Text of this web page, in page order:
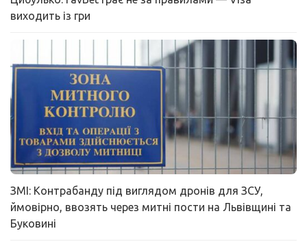
виходить із гри
ЗМІ: Контрабанду під виглядом дронів для ЗСУ,
ймовірно, ввозять через митні пости на Львівщині та
Буковині